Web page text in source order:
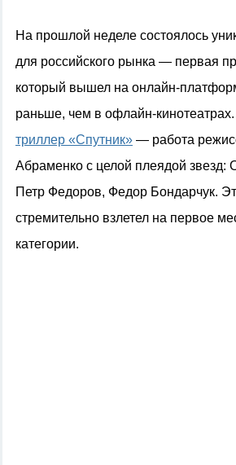
На прошлой неделе состоялось
для российского рынка — первая
который вышел на онлайн-
раньше, чем в офлайн-кинотеатрах.
триллер «Спутник» — работа
Абраменко с целой плеядой звезд:
Петр Федоров, Федор Бондарчук.
стремительно взлетел на первое
категории.